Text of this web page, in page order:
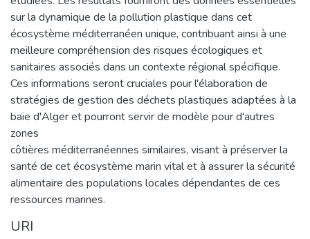
sur la dynamique de la pollution plastique dans cet
écosystème méditerranéen unique, contribuant ainsi à une
meilleure compréhension des risques écologiques et
sanitaires associés dans un contexte régional spécifique.
Ces informations seront cruciales pour l'élaboration de
stratégies de gestion des déchets plastiques adaptées à la
baie d'Alger et pourront servir de modèle pour d'autres
zones
côtières méditerranéennes similaires, visant à préserver la
santé de cet écosystème marin vital et à assurer la sécurité
alimentaire des populations locales dépendantes de ces
ressources marines.
URI